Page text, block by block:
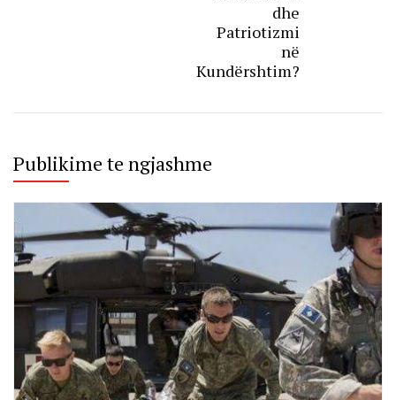
dhe
Patriotizmi
në
Kundërshtim?
Publikime te ngjashme